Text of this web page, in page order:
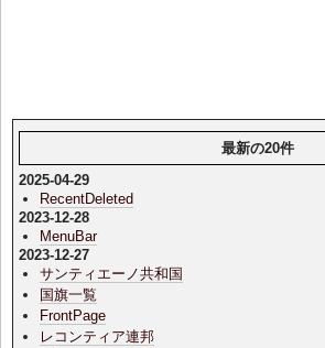
最新の20件
2025-04-29
RecentDeleted
2023-12-28
MenuBar
2023-12-27
サンティエーノ共和国
国旗一覧
FrontPage
レコンティア連邦